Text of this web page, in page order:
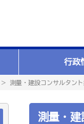
行政
＞ 測量・建設コンサルタン
測量・建